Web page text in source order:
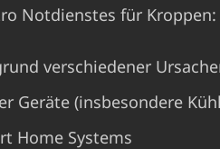
Notdienstes für Kroppen:
verschiedener
Geräte (insbesondere
Home Systems